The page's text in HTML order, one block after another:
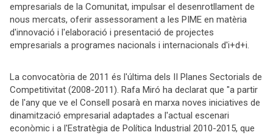
empresarials de la Comunitat, impulsar el desenrotllament de
nous mercats, oferir assessorament a les PIME en matèria
d'innovació i l'elaboració i presentació de projectes
empresarials a programes nacionals i internacionals d'i+d+i.
La convocatòria de 2011 és l'última dels II Planes Sectorials de
Competitivitat (2008-2011). Rafa Miró ha declarat que "a partir
de l'any que ve el Consell posarà en marxa noves iniciatives de
dinamització empresarial adaptades a l'actual escenari
econòmic i a l'Estratègia de Política Industrial 2010-2015, que